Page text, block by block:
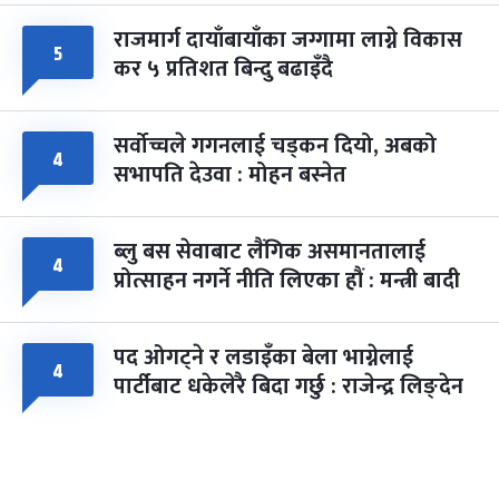
५ राजमार्ग दायाँबायाँका जग्गामा लाग्ने विकास
कर ५ प्रतिशत बिन्दु बढाइँदै
४ सर्वोच्चले गगनलाई चड्कन दियो, अबको
सभापति देउवा : मोहन बस्नेत
४ ब्लु बस सेवाबाट लैंगिक असमानतालाई
प्रोत्साहन नगर्ने नीति लिएका हौं : मन्त्री बादी
४ पद ओगट्ने र लडाइँका बेला भाग्नेलाई
पार्टीबाट धकेलेरै बिदा गर्छु : राजेन्द्र लिङ्देन